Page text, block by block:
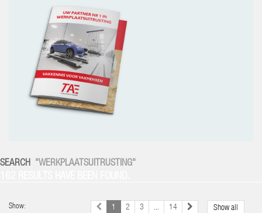
SEARCH "WERKPLAATSUITRUSTING"
1 2 3 ... 14 Show all
Show: